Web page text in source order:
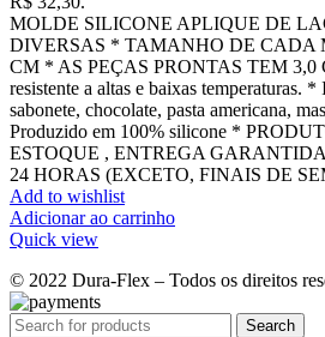
MOLDE SILICONE APLIQUE DE
DIVERSAS * TAMANHO DE CADA
CM * AS PEÇAS PRONTAS TEM 3,0
resistente a altas e baixas temperaturas.
sabonete, chocolate, pasta americana,
Produzido em 100% silicone *
ESTOQUE , ENTREGA
24 HORAS (EXCETO, FINAIS DE
Add to wishlist
Adicionar ao carrinho
Quick view
© 2022 Dura-Flex – Todos os direitos
Search